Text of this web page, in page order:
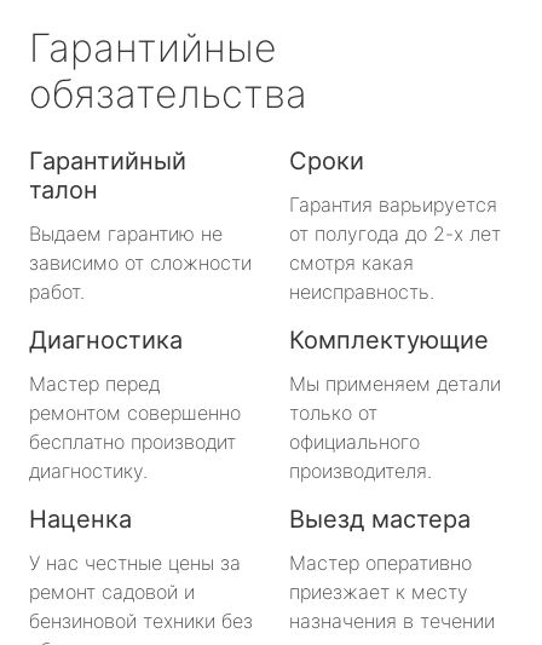
Гарантийные
обязательства
Гарантийный
талон
Выдаем гарантию не
зависимо от сложности
работ.
Сроки
Гарантия варьируется
от полугода до 2-х лет
смотря какая
неисправность.
Диагностика
Мастер перед
ремонтом совершенно
бесплатно производит
диагностику.
Комплектующие
Мы применяем детали
только от
официального
производителя.
Наценка
У нас честные цены за
ремонт садовой и
бензиновой техники без
Выезд мастера
Мастер оперативно
приезжает к месту
назначения в течении